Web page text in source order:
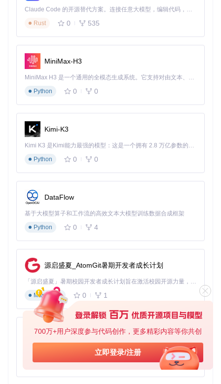
700万+用户深度参与代码创作，更多精彩内容等你共创
立即登录/注册
复制配置模板并进行必要修改：
cp
打开
API密钥：如
模型设置：MODEL_NAME
外修改
修改USE_LOCAL_LLM为true并填写相应模型路径。
2.3 Docker一键部署
后端API服务
PostgreSQL数据库
Redis缓存服务
前端Web界面
💡 小贴士：首次启动可能需要10-15分钟下载镜像，建议使用
se logs查看具体错误信息。
三、验证方法：环境正确性检查与问题排查
3.1 服务状态验证
Claude Code 的开源替代方案。连接任意大模型，编辑代码，运行命令，自动验证 — 全自动执行。用 Rust 构建，极致性能。 ｜ An open-source alternative to Claude Code. Connect any LLM, edit code, run commands, and verify changes — autonomously. Built in Rust for speed. Get Started
Rust
0 535
MiniMax-H3
MiniMax H3 是一个通用的全模态生成系统。它支持对由文本、图像、视频和音频组成的多模态上下文进行统一理解，并能生成分辨率高达 2K、时长可达 15 秒的带原生立体声音频的视频。得益于面向任务泛化的系统设计，H3 在预训练阶段就已具备广泛的多模态上下文理解与生成能力，能够出色地执行复杂的多模态指令。
Python
0 0
Kimi-K3
Kimi K3 是Kimi能力最强的模型：这是一个拥有 2.8 万亿参数的混合专家（MoE）模型，具备原生视觉理解能力，并支持 100 万 token 的上下文窗口。
Python
0 0
DataFlow
基于大模型算子和工作流的高效文本大模型训练数据合成框架
Python
0 4
源启盛夏_AtomGit暑期开发者成长计划
「源启盛夏」暑期校园开发者成长计划旨在激活校园开源力量，通过积分激励、认证扶持、资源倾斜等形式，引导高校组织和开发者完成「入驻 — 建项目 — 做贡献 — 获认证 — 得资源」的完整闭环。无论你是想带领社团入驻平台的组织者，还是希望用代码贡献证明自己的开发者，都能在这里找到属于你的成长路径。
Markdown
0 1
py-xiaozhi
基于Python的Xiaozhi AI，适用于想要完整Xiaozhi体验而无需拥有专用硬件的用户。
Python
0 1